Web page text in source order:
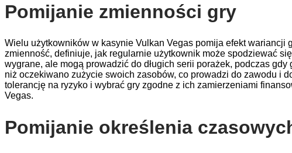
Pomijanie zmienności gry
Wielu użytkowników w kasynie Vulkan Vegas pomija efekt wariancji
zmienność, definiuje, jak regularnie użytkownik może spodziewać
wygrane, ale mogą prowadzić do długich serii porażek, podczas
niż oczekiwano zużycie swoich zasobów, co prowadzi do zawodu i
tolerancję na ryzyko i wybrać gry zgodne z ich zamierzeniami
Vegas.
Pomijanie określenia